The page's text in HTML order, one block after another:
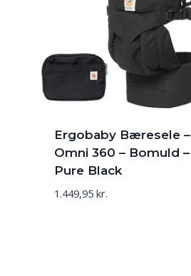
Ergobaby Bæresele –
Omni 360 – Bomuld –
Pure Black
1.449,95 kr.